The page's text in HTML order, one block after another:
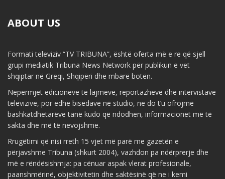
ABOUT US
Formati televiziv “TV TRIBUNA”, është oferta më e re që sjell
grupi mediatik Tribuna News Network për publikun e vet
shqiptar në Greqi, Shqipëri dhe mbarë botën.
Nëpërmjet edicioneve të lajmeve, reportazheve dhe intervistave
televizive, por edhe bisedave në studio, ne do t’u ofrojmë
bashkatdhetarëve tanë kudo që ndodhen, informacionet më të
sakta dhe më të nevojshme.
Rrugëtimi që nisi rreth 15 vjet më parë me gazetën e
përjavshme Tribuna (shkurt 2004), vazhdon pa ndërprerje dhe
më e rëndësishmja: pa cënuar aspak vlerat profesionale,
paanshmërinë, objektivitetin dhe saktësinë që ne i kemi